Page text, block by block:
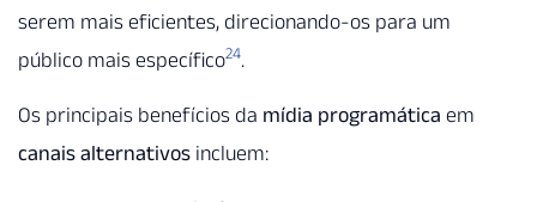
serem mais eficientes, direcionando-os para um
público mais específico24.
Os principais benefícios da mídia programática em
canais alternativos incluem: